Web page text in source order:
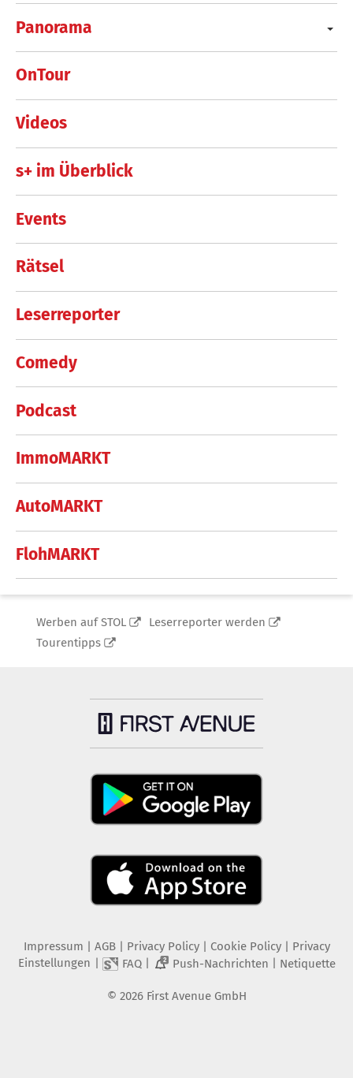
Panorama
OnTour
Videos
s+ im Überblick
Events
Rätsel
Leserreporter
Comedy
Podcast
ImmoMARKT
AutoMARKT
FlohMARKT
Werben auf STOL
Leserreporter werden
Tourentipps
Impressum AGB Privacy Policy| Cookie Policy| Privacy
Einstellungen
FAQ| 2 Push-Nachrichten Netiquette
© 2026 First Avenue GmbH